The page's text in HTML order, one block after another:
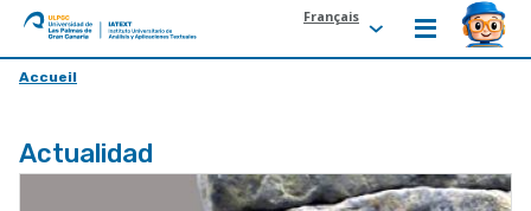
ULPGC
Ir
inicio
de
Français
Accueil
Actualidad